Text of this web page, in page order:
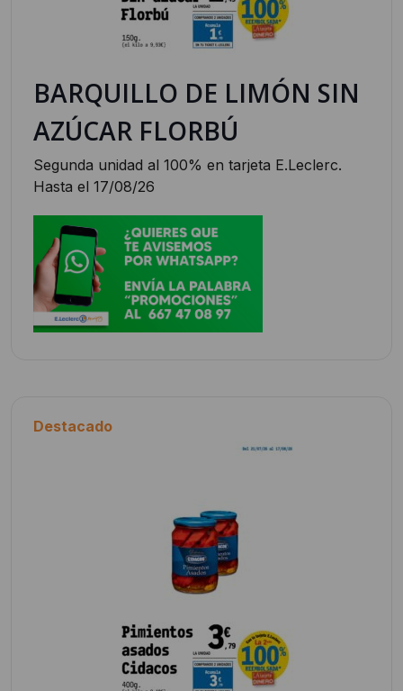
BARQUILLO DE LIMÓN SIN
AZÚCAR FLORBÚ
Segunda unidad al 100% en tarjeta E.Leclerc.
Hasta el 17/08/26
Destacado